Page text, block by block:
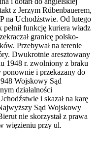
z Jerzym Rübenbauerem,
na Uchodźstwie. Od lutego
funkcję kuriera władz
granicę polsko-
Przebywał na terenie
Dwukrotnie aresztowany
1948 r. zwolniony z braku
i przekazany do
Wojskowy Sąd
działalności
i skazał na karę
Sąd Wojskowy
nie skorzystał z prawa
więzieniu przy ul.